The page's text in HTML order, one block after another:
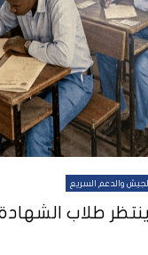
والدعم السريع
طلاب الشهادة